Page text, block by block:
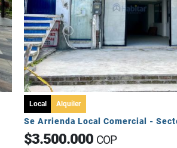
Local Alquiler
Se Arrienda Local Comercial -
$3.500.000 COP